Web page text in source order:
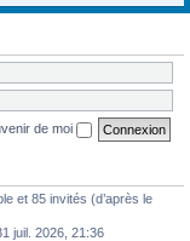
c
de moi
et 85 invités (d’après le
juil. 2026, 21:36